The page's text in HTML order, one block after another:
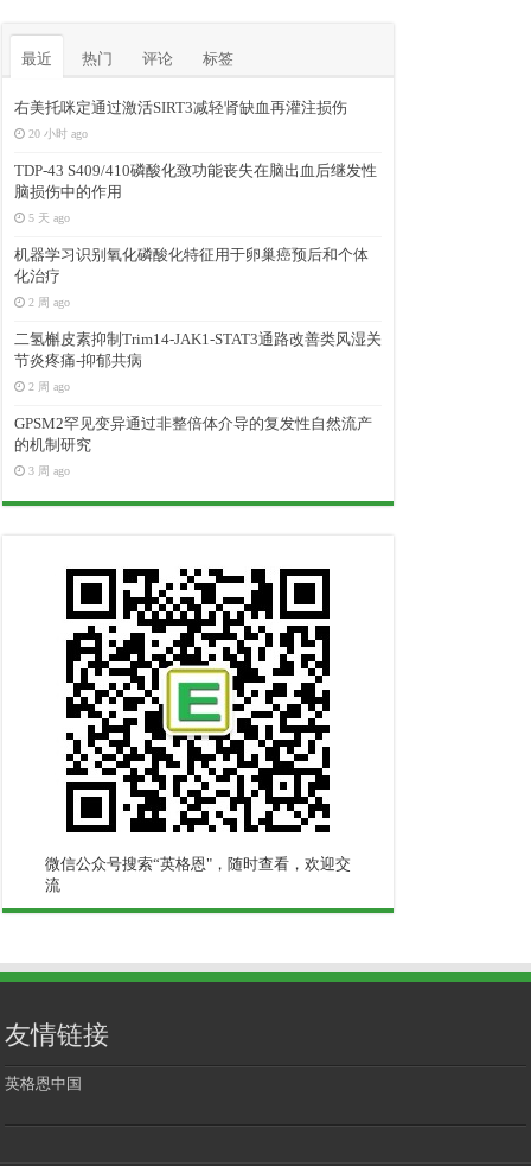
最近 热门 评论 标签
右美托咪定通过激活SIRT3减轻肾缺血再灌注损伤
20 小时 ago
TDP-43 S409/410磷酸化致功能丧失在脑出血后继发性
脑损伤中的作用
5 天 ago
机器学习识别氧化磷酸化特征用于卵巢癌预后和个体
化治疗
2 周 ago
二氢槲皮素抑制Trim14-JAK1-STAT3通路改善类风湿关
节炎疼痛-抑郁共病
2 周 ago
GPSM2罕见变异通过非整倍体介导的复发性自然流产
的机制研究
3 周 ago
微信公众号搜索“英格恩"，随时查看，欢迎交
流
友情链接
英格恩中国